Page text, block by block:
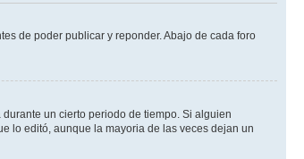
de poder publicar y reponder. Abajo de cada foro
un cierto periodo de tiempo. Si alguien
lo editó, aunque la mayoria de las veces dejan un